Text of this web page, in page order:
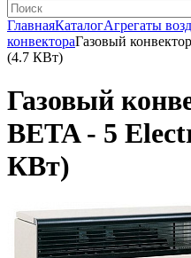
ГлавнаяКаталогАгрегаты
конвектораГазовый
(4.7 КВт)
Газовый
BETA - 5
КВт)